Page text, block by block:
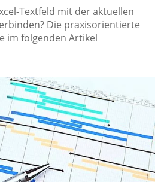
Textfeld mit der aktuellen
Die praxisorientierte
im folgenden Artikel